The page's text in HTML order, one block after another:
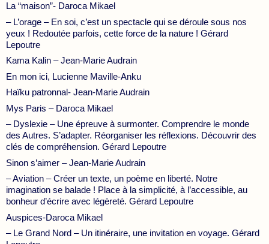
La “maison”- Daroca Mikael
– L’orage – En soi, c’est un spectacle qui se déroule sous nos
yeux ! Redoutée parfois, cette force de la nature ! Gérard
Lepoutre
Kama Kalin – Jean-Marie Audrain
En mon ici, Lucienne Maville-Anku
Haïku patronnal- Jean-Marie Audrain
Mys Paris – Daroca Mikael
– Dyslexie – Une épreuve à surmonter. Comprendre le monde
des Autres. S’adapter. Réorganiser les réflexions. Découvrir des
clés de compréhension. Gérard Lepoutre
Sinon s’aimer – Jean-Marie Audrain
– Aviation – Créer un texte, un poème en liberté. Notre
imagination se balade ! Place à la simplicité, à l’accessible, au
bonheur d’écrire avec légèreté. Gérard Lepoutre
Auspices-Daroca Mikael
– Le Grand Nord – Un itinéraire, une invitation en voyage. Gérard